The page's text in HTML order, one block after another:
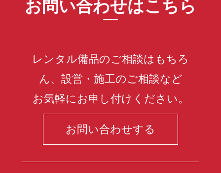
お問い合わせはこちら
レンタル備品のご相談はもちろ
ん、設営・施工のご相談など
お気軽にお申し付けください。
お問い合わせする